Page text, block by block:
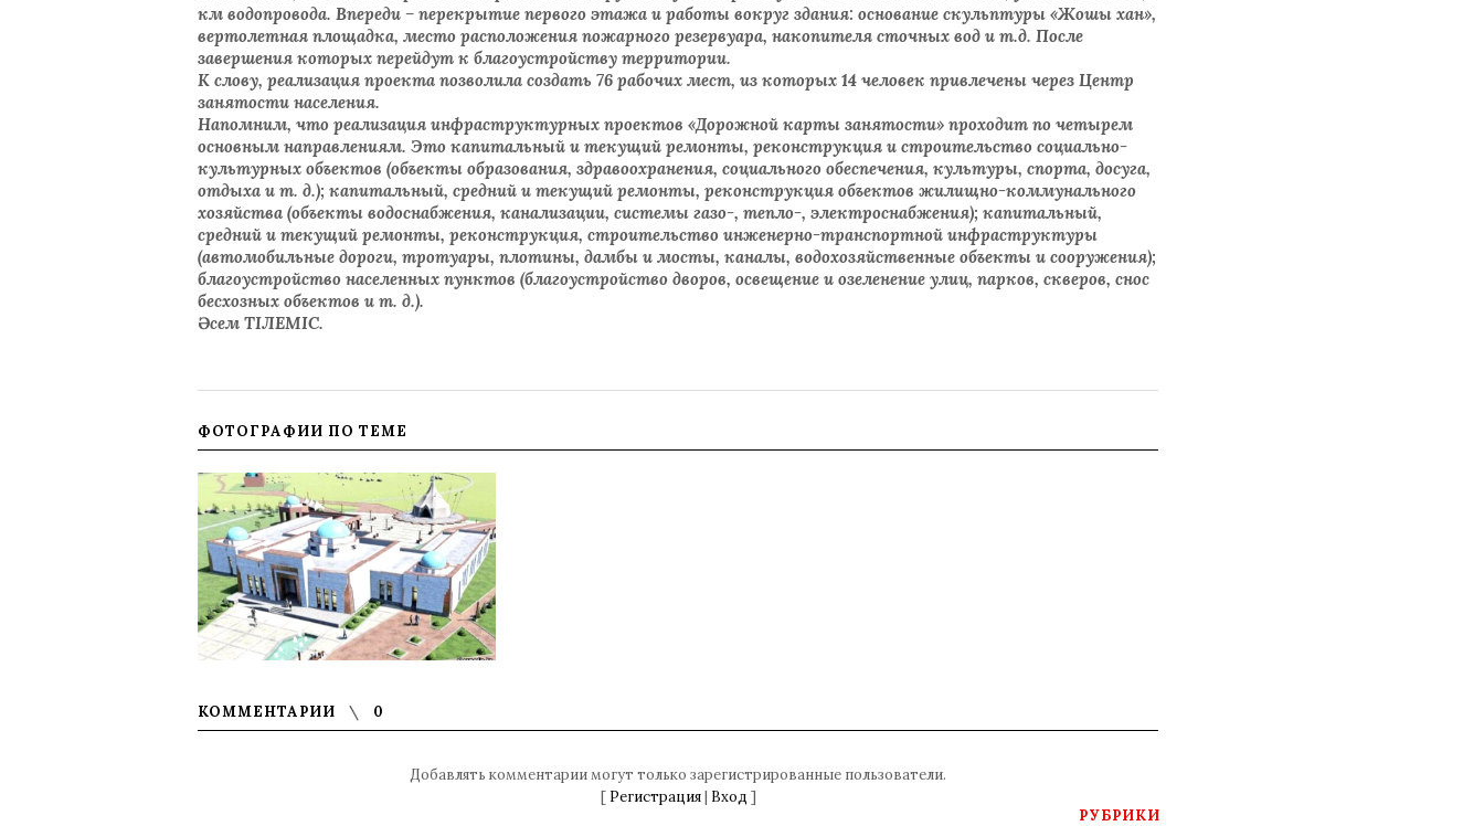
км водопровода. Впереди – перекрытие первого этажа и работы вокруг здания: основание скульптуры «Жошы хан»,
вертолетная площадка, место расположения пожарного резервуара, накопителя сточных вод и т.д. После
завершения которых перейдут к благоустройству территории.
К слову, реализация проекта позволила создать 76 рабочих мест, из которых 14 человек привлечены через Центр
занятости населения.
Напомним, что реализация инфраструктурных проектов «Дорожной карты занятости» проходит по четырем
основным направлениям. Это капитальный и текущий ремонты, реконструкция и строительство социально-
культурных объектов (объекты образования, здравоохранения, социального обеспечения, культуры, спорта, досуга,
отдыха и т. д.); капитальный, средний и текущий ремонты, реконструкция объектов жилищно-коммунального
хозяйства (объекты водоснабжения, канализации, системы газо-, тепло-, электроснабжения); капитальный,
средний и текущий ремонты, реконструкция, строительство инженерно-транспортной инфраструктуры
(автомобильные дороги, тротуары, плотины, дамбы и мосты, каналы, водохозяйственные объекты и сооружения);
благоустройство населенных пунктов (благоустройство дворов, освещение и озеленение улиц, парков, скверов, снос
бесхозных объектов и т. д.).
Әсем ТІЛЕМІС.
ФОТОГРАФИИ ПО ТЕМЕ
КОММЕНТАРИИ 0
Добавлять комментарии могут только зарегистрированные пользователи.
[ Регистрация| Вход ]
РУБРИКИ